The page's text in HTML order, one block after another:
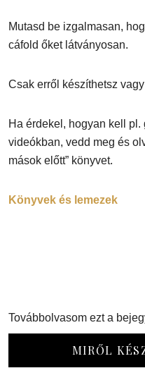
Mutasd be izgalmasan,
cáfold őket látványosan.
Csak erről készíthetsz
Ha érdekel, hogyan kell
videókban, vedd meg és
mások előtt” könyvet.
Könyvek és lemezek
Továbbolvasom ezt a
MIRŐL